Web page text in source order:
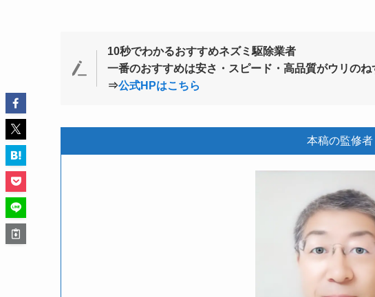
10秒でわかるおすすめネズミ駆除業者
一番のおすすめは安さ・スピード・高品質がウリのね
⇒公式HPはこちら
本稿の監修者